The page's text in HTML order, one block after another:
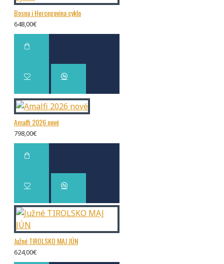
Bosna i Hercegovina cyklo
648,00€
Amalfi 2026 nové
798,00€
Južné TIROLSKO MAJ JÚN
624,00€